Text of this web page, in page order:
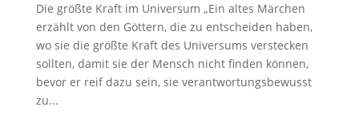
Die größte Kraft im Universum „Ein altes Märchen
erzählt von den Göttern, die zu entscheiden haben,
wo sie die größte Kraft des Universums verstecken
sollten, damit sie der Mensch nicht finden können,
bevor er reif dazu sein, sie verantwortungsbewusst
zu...